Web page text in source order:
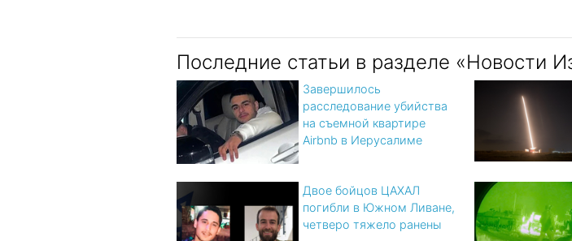
Последние статьи в разделе «Новости
Завершилось
расследование убийства
на съемной квартире
Airbnb в Иерусалиме
Двое бойцов ЦАХАЛ
погибли в Южном Ливане,
четверо тяжело ранены